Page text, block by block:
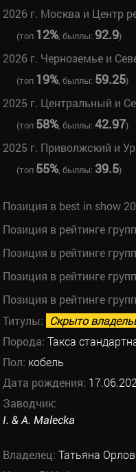
2026 г. Москва и Центр
(топ 12%, быллы:92.9)
2026 г. Черноземье и
(топ 19%, быллы: 59.25)
2025 г. Центральный и
(топ 58%, быллы:42.97)
2025 г. Приволжский и
(топ 55%, быллы: 39.5)
Позиция в best in show
Позиция в рейтинге
Позиция в рейтинге
Позиция в рейтинге
Позиция в рейтинге
Титулы: Скрыто
Порода: Такса
Пол: кобель
Дата рождения:
Заводчик:
I. & A. Malecka
Владелец: Татьяна